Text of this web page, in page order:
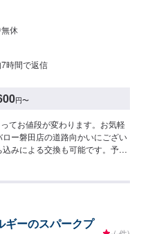
休
時間で返信
円〜
てお値段が変わります。お気軽
ー磐田店の道路向かいにござい
みによる交換も可能です。予約
ギーのスパークプ